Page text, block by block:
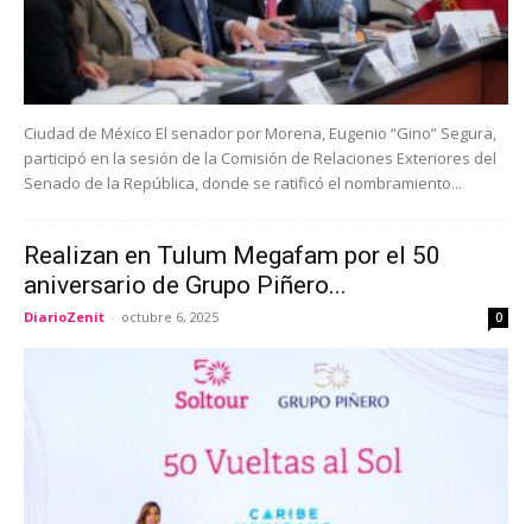
Ciudad de México El senador por Morena, Eugenio “Gino” Segura,
participó en la sesión de la Comisión de Relaciones Exteriores del
Senado de la República, donde se ratificó el nombramiento...
Realizan en Tulum Megafam por el 50
aniversario de Grupo Piñero...
DiarioZenit - octubre 6, 2025 0